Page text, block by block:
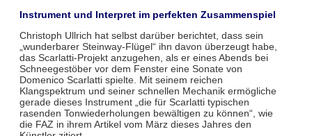
Instrument und Interpret im perfekten Zusammenspiel
Christoph Ullrich hat selbst darüber berichtet, dass sein
„wunderbarer Steinway-Flügel“ ihn davon überzeugt habe,
das Scarlatti-Projekt anzugehen, als er eines Abends bei
Schneegestöber vor dem Fenster eine Sonate von
Domenico Scarlatti spielte. Mit seinem reichen
Klangspektrum und seiner schnellen Mechanik ermögliche
gerade dieses Instrument „die für Scarlatti typischen
rasenden Tonwiederholungen bewältigen zu können“, wie
die FAZ in ihrem Artikel vom März dieses Jahres den